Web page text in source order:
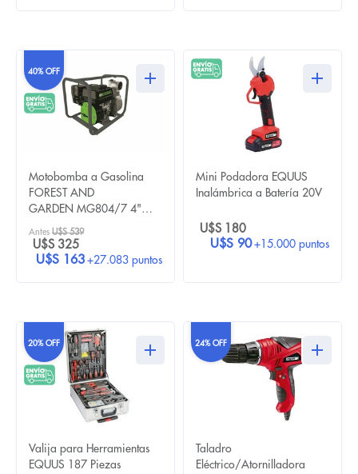
40% OFF
Motobomba a Gasolina
FOREST AND
GARDEN MG804/7 4"
212 cc
Antes U$S 539
U$S 325
U$S 163 +27.083 puntos
Mini Podadora EQUUS
Inalámbrica a Batería 20V
U$S 180
U$S 90 +15.000 puntos
20% OFF
Valija para Herramientas
EQUUS 187 Piezas
24% OFF
Taladro
Eléctrico/Atornilladora